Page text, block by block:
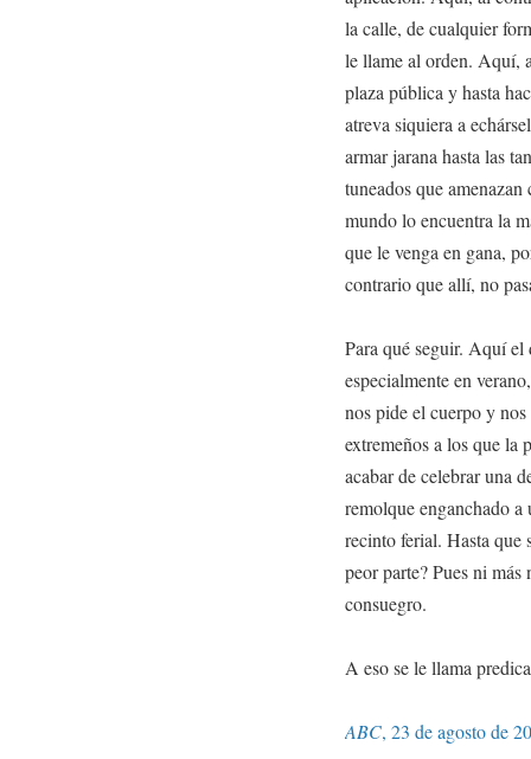
la calle, de cualquier
le llame al orden. Aquí,
plaza pública y hasta
atreva siquiera a
armar jarana hasta las
tuneados que
mundo lo encuentra la
que le venga en gana,
contrario que allí, no
Para qué seguir. Aquí el
especialmente en
nos pide el cuerpo y
extremeños a los que la
acabar de celebrar una
remolque enganchado
recinto ferial. Hasta que
peor parte? Pues ni
consuegro.
A eso se le llama
ABC, 23 de agosto de